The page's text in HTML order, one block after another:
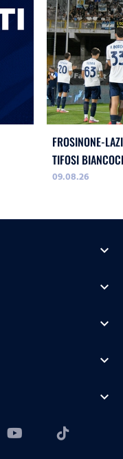
FROSINONE-
TIFOSI
09.08.26
expand_more
expand_more
expand_more
expand_more
expand_more